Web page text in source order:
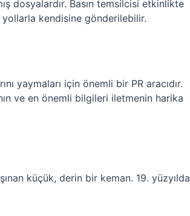
dosyalardır. Basın temsilcisi etkinlikte
kendisine gönderilebilir.
yaymaları için önemli bir PR aracıdır.
ve en önemli bilgileri iletmenin harika
küçük, derin bir keman. 19. yüzyılda